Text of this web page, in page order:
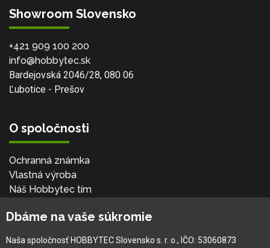
Showroom Slovensko
+421 909 100 200
info@hobbytec.sk
Bardejovská 2046/28, 080 06
Ľubotice - Prešov
O spoločnosti
Ochranná známka
Vlastná výroba
Náš Hobbytec tím
Naša história
Dbáme na vaše súkromie
Naša spoločnosť HOBBYTEC Slovensko s. r. o., IČO: 53060873